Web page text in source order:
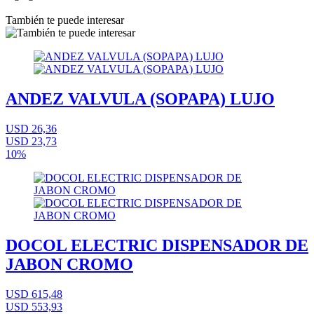
También te puede interesar
ANDEZ VALVULA (SOPAPA) LUJO
USD 26,36
USD 23,73
10%
DOCOL ELECTRIC DISPENSADOR DE
JABON CROMO
USD 615,48
USD 553,93